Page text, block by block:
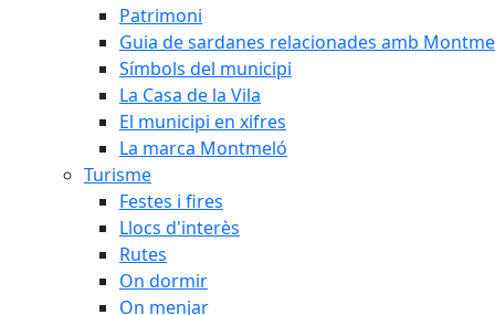
Patrimoni
Guia de sardanes relacionades amb
Símbols del municipi
La Casa de la Vila
El municipi en xifres
La marca Montmeló
Turisme
Festes i fires
Llocs d'interès
Rutes
On dormir
On menjar